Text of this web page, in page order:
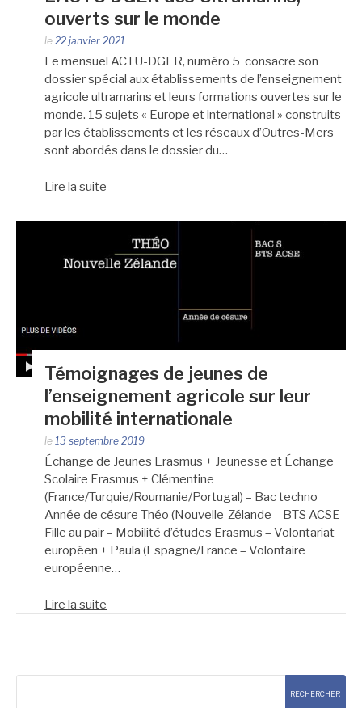
ouverts sur le monde
le 22 janvier 2021
Le mensuel ACTU-DGER, numéro 5 consacre son
dossier spécial aux établissements de l’enseignement
agricole ultramarins et leurs formations ouvertes sur le
monde. 15 sujets « Europe et international » construits
par les établissements et les réseaux d’Outres-Mers
sont abordés dans le dossier du…
Lire la suite
Témoignages de jeunes de
l’enseignement agricole sur leur
mobilité internationale
le 13 septembre 2019
Échange de Jeunes Erasmus + Jeunesse et Échange
Scolaire Erasmus + Clémentine
(France/Turquie/Roumanie/Portugal) – Bac techno
Année de césure Théo (Nouvelle-Zélande – BTS ACSE
Fille au pair – Mobilité d’études Erasmus – Volontariat
européen + Paula (Espagne/France – Volontaire
européenne…
Lire la suite
RECHERCHER